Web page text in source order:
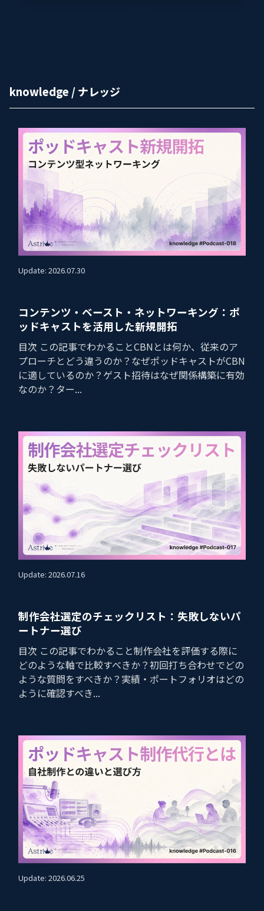
knowledge / ナレッジ
Update: 2026.07.30
コンテンツ・ベースト・ネットワーキング：ポ
ッドキャストを活用した新規開拓
目次 この記事でわかることCBNとは何か、従来のア
プローチとどう違うのか？なぜポッドキャストがCBN
に適しているのか？ゲスト招待はなぜ関係構築に有効
なのか？ター...
Update: 2026.07.16
制作会社選定のチェックリスト：失敗しないパ
ートナー選び
目次 この記事でわかること制作会社を評価する際に
どのような軸で比較すべきか？初回打ち合わせでどの
ような質問をすべきか？実績・ポートフォリオはどの
ように確認すべき...
Update: 2026.06.25